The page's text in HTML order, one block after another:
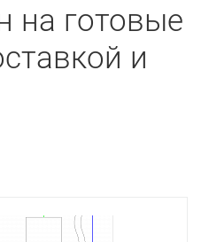
на готовые
и